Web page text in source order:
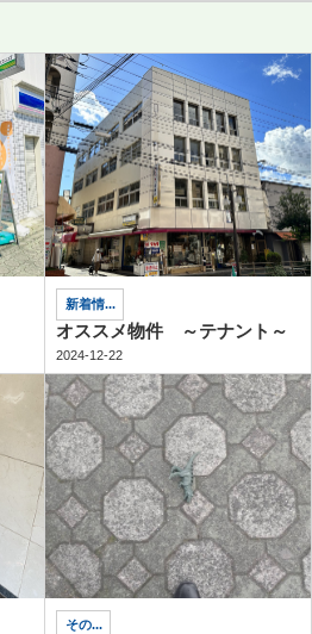
新着情...
オススメ物件 ～テナント～
2024-12-22
その...